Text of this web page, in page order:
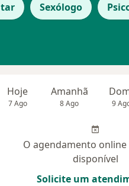
Sexólogo
Hoje
7 Ago
Amanhã
8 Ago 9
O agendamento online
disponível
Solicite um